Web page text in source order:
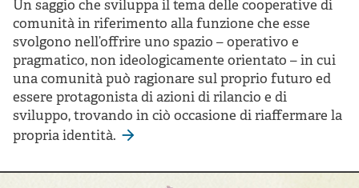
Un saggio che sviluppa il tema delle cooperative di
comunità in riferimento alla funzione che esse
svolgono nell’offrire uno spazio – operativo e
pragmatico, non ideologicamente orientato – in cui
una comunità può ragionare sul proprio futuro ed
essere protagonista di azioni di rilancio e di
sviluppo, trovando in ciò occasione di riaffermare la
propria identità.